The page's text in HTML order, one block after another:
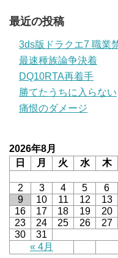
最近の投稿
3ds版ドラクエ7 職業
最速種族論争決着
DQ10RTA再着手
勝てたうちに入らない
痛恨のダメージ
2026年8月
日
月 火 水 木
« 4月
2
3 4 5 6
9
10 11 12 13
16
17 18 19 20
23
24 25 26 27
30
31